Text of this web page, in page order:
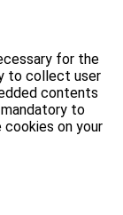
for the
to collect user
contents
to
on your